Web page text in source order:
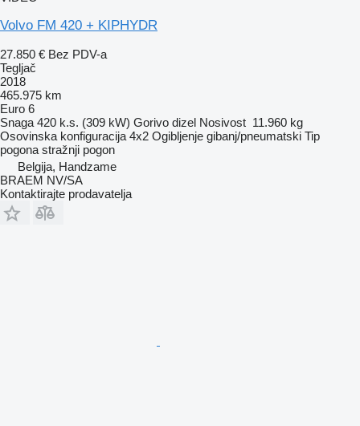
Volvo FM 420 + KIPHYDR
27.850 € Bez PDV-a
Tegljač
2018
465.975 km
Euro 6
Snaga 420 k.s. (309 kW) Gorivo dizel Nosivost 11.960 kg
Osovinska konfiguracija 4x2 Ogibljenje gibanj/pneumatski Tip
pogona stražnji pogon
Belgija, Handzame
BRAEM NV/SA
Kontaktirajte prodavatelja